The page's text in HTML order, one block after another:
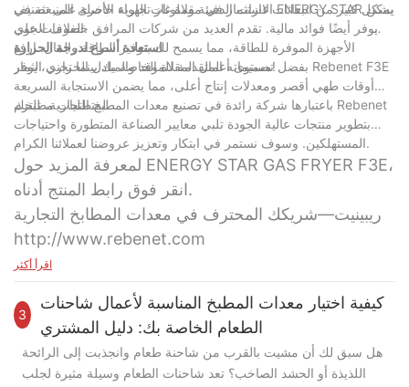
بشكل كبير من انبعاثات غازات الدفيئة وملوثات الهواء الأخرى المنبعثة في
الغلاف الجوي.
الاستثمار في مقلاة غاز تجارية حاصلة على تصنيف ENERGY STAR يمكن
أن يوفر أيضًا فوائد مالية. تقدم العديد من شركات المرافق خصومات على
الأجهزة الموفرة للطاقة، مما يسمح لك بتوفير الطاقة والمال. ارفع
مستوى أعمال المقلاة الخاصة بك بينما تجني الثمار!
استعادة أسرع لدرجة الحرارة
بفضل تصميماته المتقدمة للموقد والمبادل الحراري، يوفر Rebenet F3E
أوقات طهي أقصر ومعدلات إنتاج أعلى، مما يضمن الاستجابة السريعة
لمتطلبات مطبخك.
باعتبارها شركة رائدة في تصنيع معدات المطبخ التجارية، تلتزم Rebenet
بتطوير منتجات عالية الجودة تلبي معايير الصناعة المتطورة واحتياجات
المستهلكين. وسوف نستمر في ابتكار وتعزيز عروضنا لعملائنا الكرام.
لمعرفة المزيد حول ENERGY STAR GAS FRYER F3E،
انقر فوق رابط المنتج أدناه.
http://www.rebenet.com
اقرأ أكثر
3
كيفية اختيار معدات المطبخ المناسبة لأعمال شاحنات
الطعام الخاصة بك: دليل المشتري
هل سبق لك أن مشيت بالقرب من شاحنة طعام وانجذبت إلى الرائحة
اللذيذة أو الحشد الصاخب؟ تعد شاحنات الطعام وسيلة مثيرة لجلب